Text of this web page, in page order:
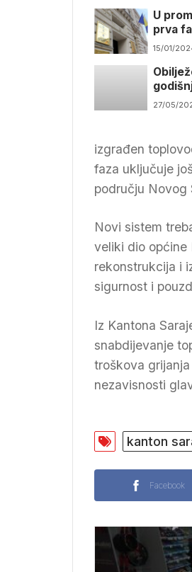
U
prva
15/01/
ulici
27/05/
izgrađen
faza uključuje
području Novog
Novi sistem
veliki dio općine
rekonstrukcija i
sigurnost i
Iz Kantona
snabdijevanje
troškova
nezavisnosti
kanton
Facebook